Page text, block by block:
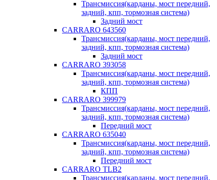
Трансмиссия(карданы, мост передний,
задний, кпп, тормозная система)
Задний мост
CARRARO 643560
Трансмиссия(карданы, мост передний,
задний, кпп, тормозная система)
Задний мост
CARRARO 393058
Трансмиссия(карданы, мост передний,
задний, кпп, тормозная система)
КПП
CARRARO 399979
Трансмиссия(карданы, мост передний,
задний, кпп, тормозная система)
Передний мост
CARRARO 635040
Трансмиссия(карданы, мост передний,
задний, кпп, тормозная система)
Передний мост
CARRARO TLB2
Трансмиссия(карданы, мост передний,